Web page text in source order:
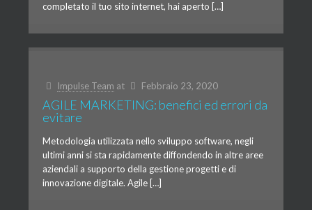
completato il tuo sito internet, hai aperto […]
Impulse Team at Febbraio 23, 2020
AGILE MARKETING: benefici ed errori da
evitare
Metodologia utilizzata nello sviluppo software, negli
ultimi anni si sta rapidamente diffondendo in altre aree
aziendali a supporto della gestione progetti e di
innovazione digitale. Agile […]